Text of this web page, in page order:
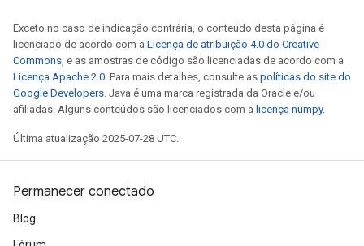
Exceto no caso de indicação contrária, o conteúdo desta página é
licenciado de acordo com a Licença de atribuição 4.0 do Creative
Commons, e as amostras de código são licenciadas de acordo com a
Licença Apache 2.0. Para mais detalhes, consulte as políticas do site do
Google Developers. Java é uma marca registrada da Oracle e/ou
afiliadas. Alguns conteúdos são licenciados com a licença numpy.
Última atualização 2025-07-28 UTC.
Permanecer conectado
Blog